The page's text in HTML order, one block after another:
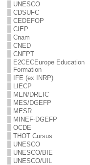
UNESCO
CDSUFC
CEDEFOP
CIEP
Cnam
CNED
CNFPT
E2CECEurope Education
Formation
IFE (ex INRP)
LIECP
MEN/DREIC
MES/DGEFP
MESR
MINEF-DGEFP
OCDE
THOT Cursus
UNESCO
UNESCO/BIE
UNESCO/UIL